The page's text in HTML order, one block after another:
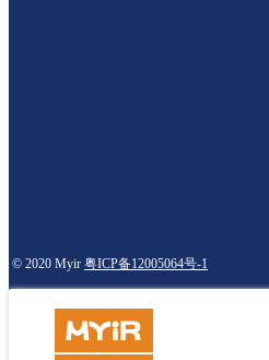
© 2020 Myir 粤ICP备12005064号-1